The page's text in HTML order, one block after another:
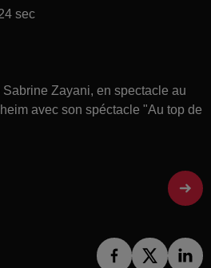
sec
Zayani, en spectacle au
avec son spéctacle "Au top de